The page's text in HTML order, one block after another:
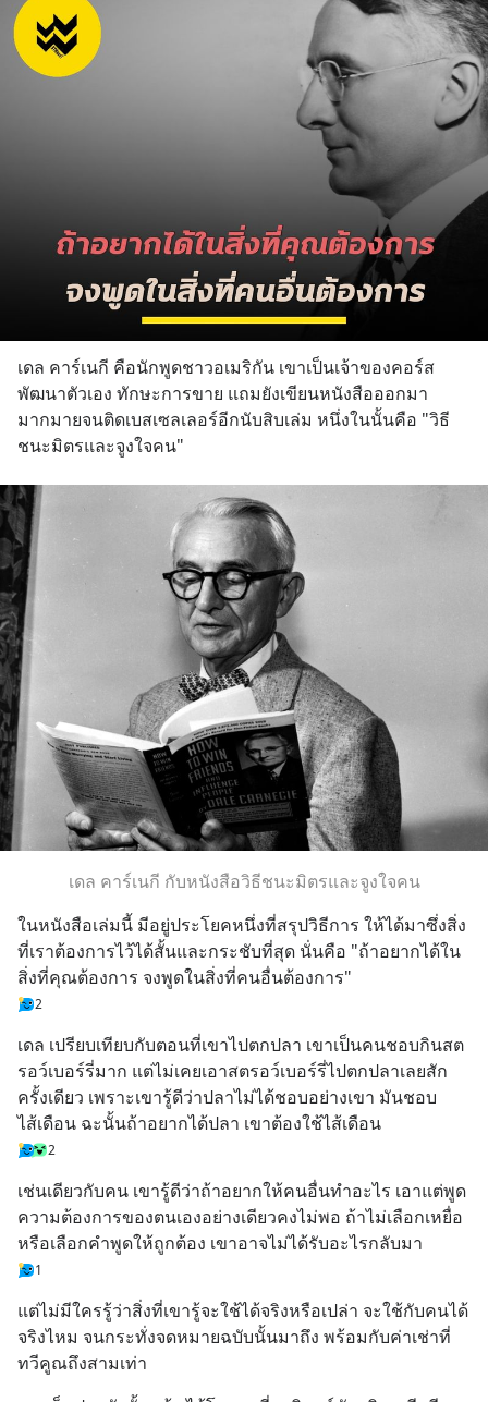
เดล คาร์เนกี คือนักพูดชาวอเมริกัน เขาเป็นเจ้าของคอร์ส
พัฒนาตัวเอง ทักษะการขาย แถมยังเขียนหนังสือออกมา
มากมายจนติดเบสเซลเลอร์อีกนับสิบเล่ม หนึ่งในนั้นคือ "วิธี
ชนะมิตรและจูงใจคน"
เดล คาร์เนกี กับหนังสือวิธีชนะมิตรและจูงใจคน
ในหนังสือเล่มนี้ มีอยู่ประโยคหนึ่งที่สรุปวิธีการ ให้ได้มาซึ่งสิ่ง
ที่เราต้องการไว้ได้สั้นและกระชับที่สุด นั่นคือ "ถ้าอยากได้ใน
สิ่งที่คุณต้องการ จงพูดในสิ่งที่คนอื่นต้องการ"
2
เดล เปรียบเทียบกับตอนที่เขาไปตกปลา เขาเป็นคนชอบกินสต
รอว์เบอร์รี่มาก แต่ไม่เคยเอาสตรอว์เบอร์รี่ไปตกปลาเลยสัก
ครั้งเดียว เพราะเขารู้ดีว่าปลาไม่ได้ชอบอย่างเขา มันชอบ
ไส้เดือน ฉะนั้นถ้าอยากได้ปลา เขาต้องใช้ไส้เดือน
2
เช่นเดียวกับคน เขารู้ดีว่าถ้าอยากให้คนอื่นทำอะไร เอาแต่พูด
ความต้องการของตนเองอย่างเดียวคงไม่พอ ถ้าไม่เลือกเหยื่อ
หรือเลือกคำพูดให้ถูกต้อง เขาอาจไม่ได้รับอะไรกลับมา
1
แต่ไม่มีใครรู้ว่าสิ่งที่เขารู้จะใช้ได้จริงหรือเปล่า จะใช้กับคนได้
จริงไหม จนกระทั่งจดหมายฉบับนั้นมาถึง พร้อมกับค่าเช่าที่
ทวีคูณถึงสามเท่า